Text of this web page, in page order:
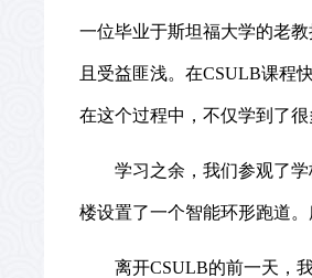
一位毕业于斯坦福大学的老
且受益匪浅。在CSULB课程
在这个过程中，不仅学到了
学习之余，我们参观了
楼设置了一个智能环形跑道
离开CSULB的前一天，